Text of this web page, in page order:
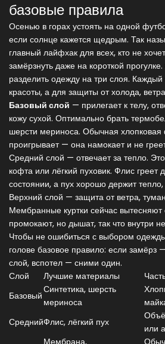
базовые правила
Осенью в горах устоять на одной
если солнце кажется щедрым. Так
главный лайфхак для всех, кто не
замёрзнуть даже на короткой
разделить одежду на три слоя.
красоты, а для защиты от холода,
Базовый слой — прилегает к телу,
кожу сухой. Оптимально брать
шерсти мериноса. Обычная хлопковая
проигрывает — она намокает и не
Средний слой — отвечает за тепло.
кофта или лёгкий пуховик. Флис греет
состоянии, а пух хорошо держит тепло,
Верхний слой — защита от ветра,
Мембранные куртки сейчас
промокают, но дышат, так что внутри
Чтобы не ошибиться с выбором
голове базовое правило: если замёрз
слой, вспотел — сними один.
Слой
Лучшие материалы
Базовый
Синтетика, шерсть
мериноса
СреднийФлис, лёгкий пух
или